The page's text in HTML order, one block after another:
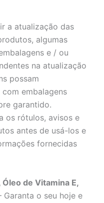
a atualização das
algumas
e / ou
na atualização
possam
embalagens
garantido.
os rótulos, avisos e
antes de usá-los e
fornecidas
de Vitamina E,
Garanta o seu hoje e